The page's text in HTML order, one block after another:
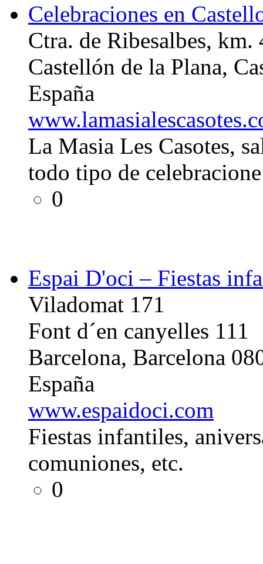
Celebraciones en
Ctra. de Ribesalbes, km.
Castellón de la Plana,
España
La Masia Les Casotes,
todo tipo de celebracione
0
Espai D'oci – Fiestas
Viladomat 171
Font d´en canyelles 111
Barcelona, Barcelona
España
www.espaidoci.com
Fiestas infantiles,
comuniones, etc.
0